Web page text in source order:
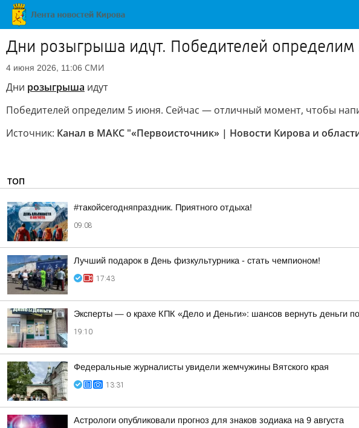
Дни розыгрыша идут. Победителей определим
4 июня 2026, 11:06 СМИ
Дни розыгрыша идут
Победителей определим 5 июня. Сейчас — отличный момент, чтобы
Источник: Канал в МАКС "«Первоисточник» | Новости Кирова и
ТОП
#такойсегодняпраздник. Приятного отдыха!
09:08
Лучший подарок в День физкультурника - стать чемпионом!
17:43
Эксперты — о крахе КПК «Дело и Деньги»: шансов вернуть деньги
19:10
Федеральные журналисты увидели жемчужины Вятского края
13:31
Астрологи опубликовали прогноз для знаков зодиака на 9 августа